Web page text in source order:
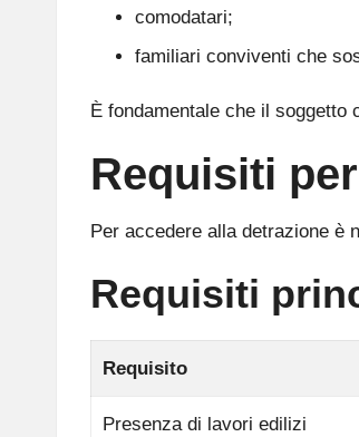
comodatari;
familiari conviventi che
È fondamentale che il
Requisiti
Per accedere alla detrazione è
Requisiti
Requisito
Presenza di lavori edilizi